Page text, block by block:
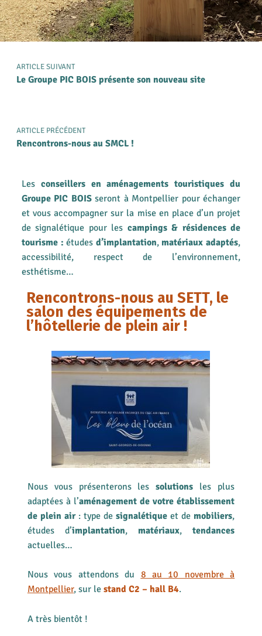
ARTICLE SUIVANT
Le Groupe PIC BOIS présente son nouveau site
ARTICLE PRÉCÉDENT
Rencontrons-nous au SMCL !
Les conseillers en aménagements touristiques du
Groupe PIC BOISseront à Montpellier pour échanger
et vous accompagner sur la mise en place d’un projet
de signalétique pour les campings & résidences de
tourisme :études d’implantation, matériaux adaptés,
accessibilité, respect de l’environnement,
esthétisme…
Rencontrons-nous au SETT, le
salon des équipements de
l’hôtellerie de plein air !
Nous vous présenterons lessolutions les plus
adaptées à l’aménagement de votre établissement
de plein air: type designalétique et de mobiliers,
études d’implantation, matériaux,tendances
actuelles…
Nous vous attendons du 8 au 10 novembre à
Montpellier, sur le stand C2 – hall B4.
A très bientôt !